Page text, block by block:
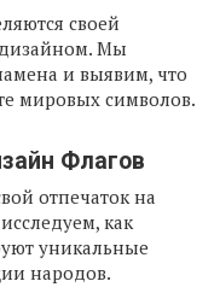
своей
Мы
и выявим, что
мировых символов.
Флагов
отпечаток на
как
уникальные
народов.